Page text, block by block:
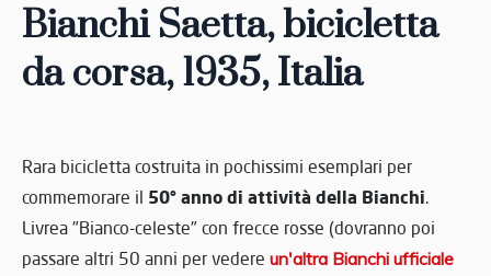
Bianchi Saetta, bicicletta
da corsa, 1935, Italia
Rara bicicletta costruita in pochissimi esemplari per
commemorare il 50° anno di attività della Bianchi.
Livrea "Bianco-celeste" con frecce rosse (dovranno poi
passare altri 50 anni per vedere un'altra Bianchi ufficiale